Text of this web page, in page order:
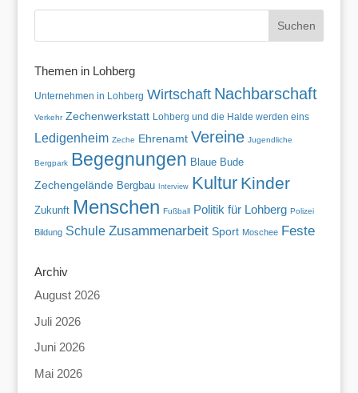
Themen in Lohberg
Unternehmen in Lohberg Wirtschaft Nachbarschaft
Verkehr Zechenwerkstatt Lohberg und die Halde werden eins
Ledigenheim Zeche Ehrenamt Vereine Jugendliche
Bergpark Begegnungen Blaue Bude
Zechengelände Bergbau Interview Kultur Kinder
Zukunft Menschen Fußball Politik für Lohberg Polizei
Bildung Schule Zusammenarbeit Sport Moschee Feste
Archiv
August 2026
Juli 2026
Juni 2026
Mai 2026